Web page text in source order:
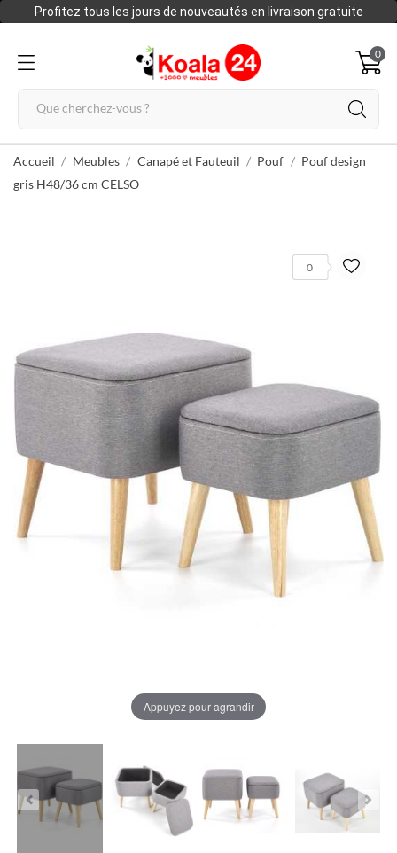
Profitez tous les jours de nouveautés en livraison gratuite
0
Accueil Meubles Canapé et Fauteuil Pouf
Pouf design
gris H48/36 cm CELSO
Appuyez pour agrandir
0